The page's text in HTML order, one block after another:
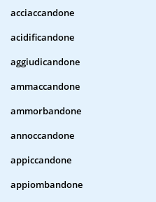
acciaccandone
acidificandone
aggiudicandone
ammaccandone
ammorbandone
annoccandone
appiccandone
appiombandone